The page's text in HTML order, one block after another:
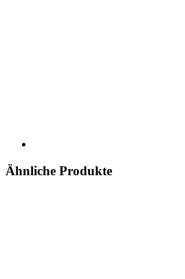
Ähnliche Produkte